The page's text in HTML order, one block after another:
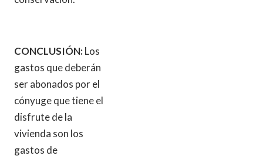
CONCLUSIÓN:Los
gastos que deberán
ser abonados por el
cónyuge que tiene el
disfrute de la
vivienda son los
gastos de